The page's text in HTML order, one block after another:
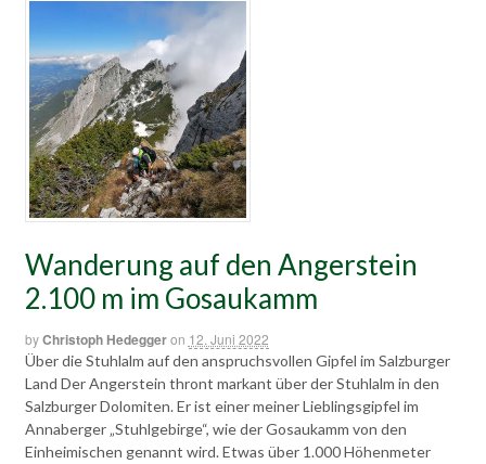
Wanderung auf den Angerstein
2.100 m im Gosaukamm
byChristoph Hedeggeron 12. Juni 2022
Über die Stuhlalm auf den anspruchsvollen Gipfel im Salzburger
Land Der Angerstein thront markant über der Stuhlalm in den
Salzburger Dolomiten. Er ist einer meiner Lieblingsgipfel im
Annaberger „Stuhlgebirge“, wie der Gosaukamm von den
Einheimischen genannt wird. Etwas über 1.000 Höhenmeter